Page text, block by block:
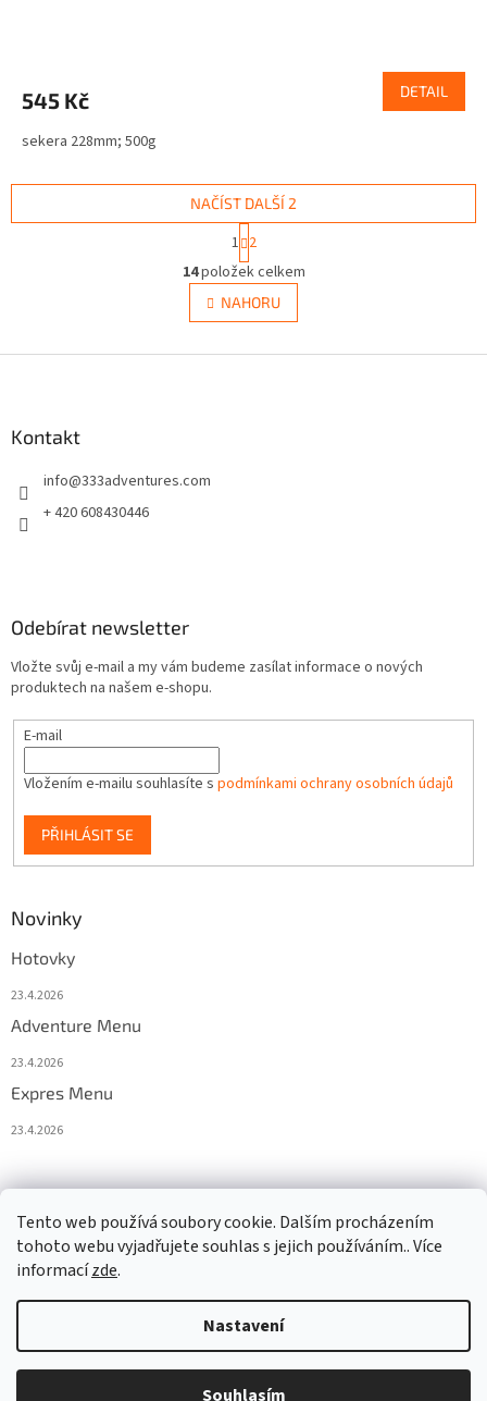
Tento web používá soubory cookie. Dalším procházením
tohoto webu vyjadřujete souhlas s jejich používáním.. Více
informacízde.
Nastavení
Souhlasím
545 Kč DETAIL
sekera 228mm; 500g
O
v
l
á
NAČÍST DALŠÍ 2
S
t
r
á
n
k
v
1 2
14položek celkem
NAHORU
Kontakt
info@333adventures.com
+ 420 608430446
Odebírat newsletter
Vložte svůj e-mail a my vám budeme zasílat informace o nových
produktech na našem e-shopu.
E-mail
Vložením e-mailu souhlasíte s podmínkami ochrany osobních údajů
PŘIHLÁSIT SE
Novinky
Hotovky
23.4.2026
Adventure Menu
23.4.2026
Expres Menu
23.4.2026
Copyright 2026www.333adventures.com. Všechna práva